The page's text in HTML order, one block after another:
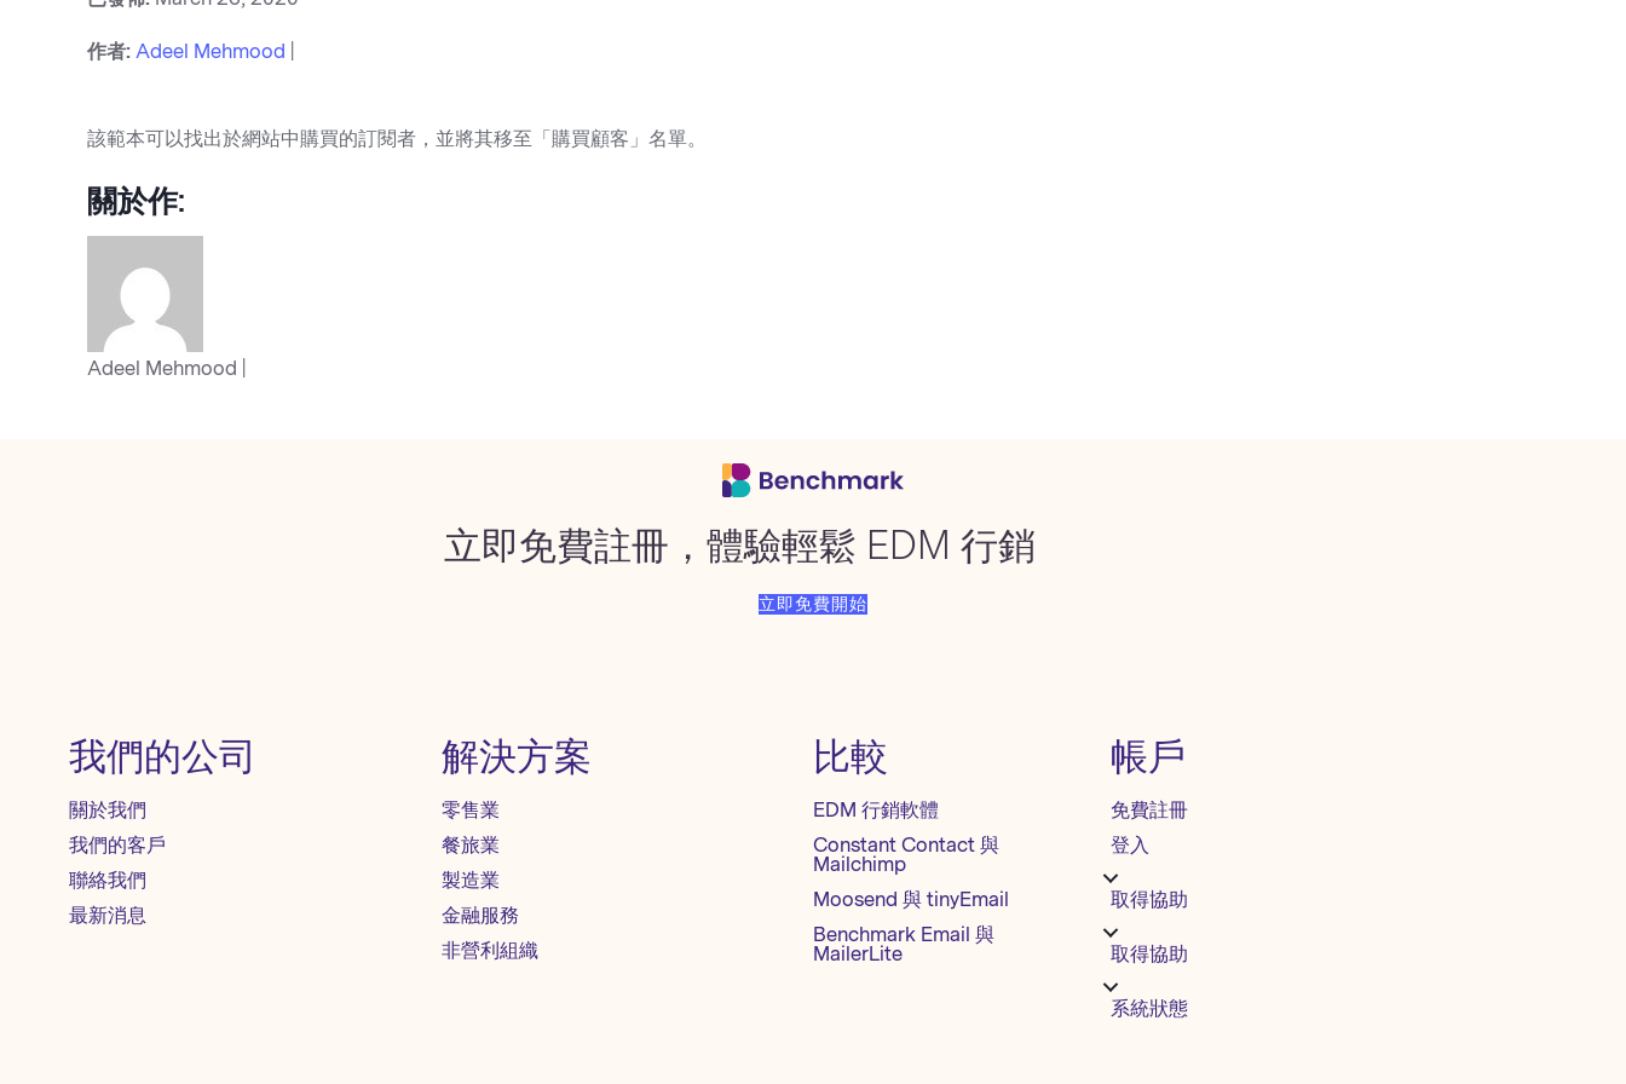
作者: Adeel Mehmood
該範本可以找出於網站中購買的訂閱者，並將其移至「購買顧客」名單。
關於作:
Adeel Mehmood |
立即免費註冊，體驗輕鬆 EDM 行銷
立即免費開始
我們的公司
關於我們
我們的客戶
聯絡我們
最新消息
解決方案
零售業
餐旅業
製造業
金融服務
非營利組織
比較
EDM 行銷軟體
Constant Contact 與
Mailchimp
Moosend 與 tinyEmail
Benchmark Email 與
MailerLite
帳戶
免費註冊
登入
取得協助
取得協助
系統狀態